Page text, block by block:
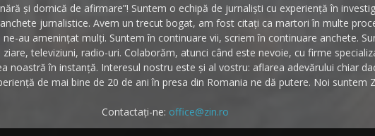
și dornică de afirmare”! Suntem o echipă de jurnaliști cu experiență în
jurnalistice. Avem un trecut bogat, am fost citați ca martori în multe
au amenințat mulți. Suntem în continuare vii, scriem în continuare anchete.
televiziuni, radio-uri. Colaborăm, atunci când este nevoie, cu firme
noastră în instanță. Interesul nostru este și al vostru: aflarea adevărului chiar
de mai bine de 20 de ani în presa din Romania ne dă putere. Noi suntem
Contactați-ne: office@zin.ro